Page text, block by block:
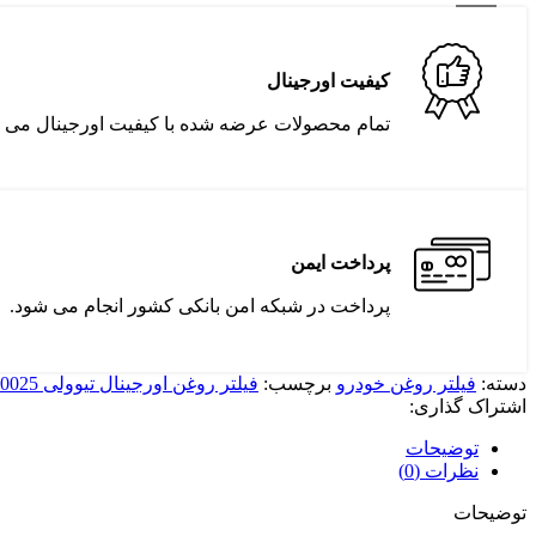
کیفیت اورجینال
تمام محصولات عرضه شده با کیفیت اورجینال می
پرداخت ایمن
پرداخت در شبکه امن بانکی کشور انجام می شود.
دسته: فیلتر روغن خودرو برچسب: فیلتر روغن اورجینال تیوولی GAK 1731840025
اشتراک گذاری:
توضیحات
نظرات (0)
توضیحات